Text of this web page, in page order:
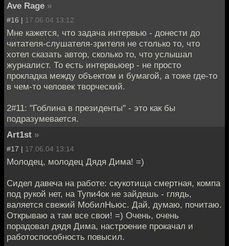
Ave Rage »
#16 | 17.06.04 13:12
Мне кажется, что задача интервью - донести до
читателя-слушателя-зрителя не столько то, что
хотел сказать автор, сколько то, что услышал
журналист. То есть интервьюер - не просто
прокладка между объектом и бумагой, а тоже где-то
в чем-то человек творческий.
2#11: "Гоблина в президенты" - это как бы
подразумевается.
Art1st »
#17 | 17.06.04 13:14
Молодец, молодец Дядя Дима! =)
Сидел давеча на работе: скукотища смертная, компа
под рукой нет, на Тупи4ок не зайдешь - глядь,
валяется свежий МобилНьюс. Дай, думаю, почитаю.
Открываю а там все свои! =) Очень, очень
порадовал дядя Дима, настроение прокачал и
работоспособность повысил.